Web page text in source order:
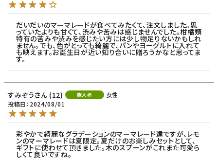
だいだいのマーマレードが食べてみたくて、注文しました。思
っていたよりも甘くて、渋みや苦みは感じませんでした。柑橘類
特有の苦みや渋みを感じたい方には少し物足りないかもしれ
ません。でも、色がとっても綺麗で、パンやヨーグルトに入れて
も映えます。お誕生日が近い知り合いに贈ろうかなと思ってま
す。
すみぞう 12 購入者
女性
投稿日
2024/08/01
彩やかで綺麗なグラデーションのマーマレード達ですが、レモ
ンのマーマレードは夏限定。夏だけのお楽しみセットとして、
ギフトに使わせて頂きました。木のスプーンがこれまた可愛ら
しくて良いですね。